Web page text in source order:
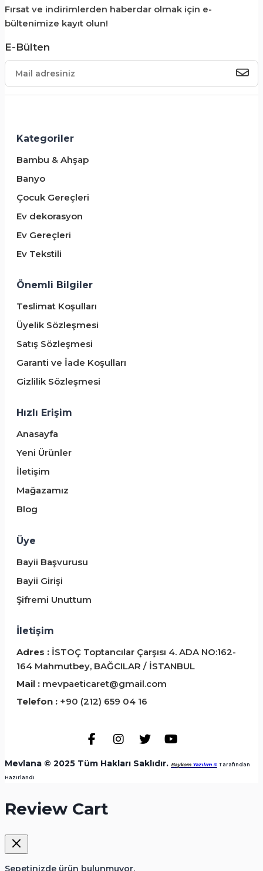
Fırsat ve indirimlerden haberdar olmak için e-
bültenimize kayıt olun!
E-Bülten
Kategoriler
Bambu & Ahşap
Banyo
Çocuk Gereçleri
Ev dekorasyon
Ev Gereçleri
Ev Tekstili
Önemli Bilgiler
Teslimat Koşulları
Üyelik Sözleşmesi
Satış Sözleşmesi
Garanti ve İade Koşulları
Gizlilik Sözleşmesi
Hızlı Erişim
Anasayfa
Yeni Ürünler
İletişim
Mağazamız
Blog
Üye
Bayii Başvurusu
Bayii Girişi
Şifremi Unuttum
İletişim
Adres : İSTOÇ Toptancılar Çarşısı 4. ADA NO:162-
164 Mahmutbey, BAĞCILAR / İSTANBUL
Mail : mevpaeticaret@gmail.com
Telefon : +90 (212) 659 04 16
Mevlana © 2025 Tüm Hakları Saklıdır. Baykom Yazılım © ️ Tarafından
Hazırlandı
Review Cart
Sepetinizde ürün bulunmuyor.